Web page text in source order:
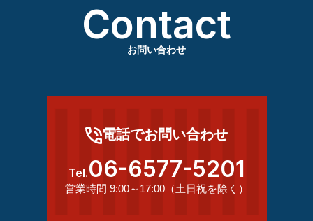
Contact
お問い合わせ
電話でお問い合わせ
Tel.06-6577-5201
営業時間 9:00～17:00（土日祝を除く）